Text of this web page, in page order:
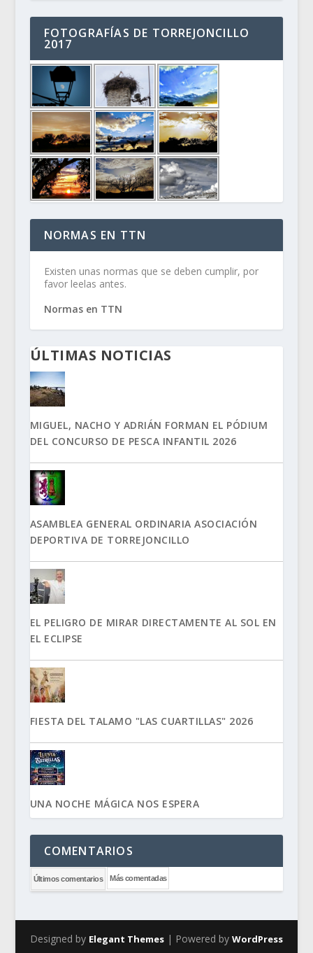
FOTOGRAFÍAS DE TORREJONCILLO
2017
NORMAS EN TTN
Existen unas normas que se deben cumplir, por
favor leelas antes.
Normas en TTN
ÚLTIMAS NOTICIAS
MIGUEL, NACHO Y ADRIÁN FORMAN EL PÓDIUM
DEL CONCURSO DE PESCA INFANTIL 2026
ASAMBLEA GENERAL ORDINARIA ASOCIACIÓN
DEPORTIVA DE TORREJONCILLO
EL PELIGRO DE MIRAR DIRECTAMENTE AL SOL EN
EL ECLIPSE
FIESTA DEL TALAMO "LAS CUARTILLAS" 2026
UNA NOCHE MÁGICA NOS ESPERA
COMENTARIOS
Últimos comentarios Más comentadas
Designed by Elegant Themes| Powered by WordPress